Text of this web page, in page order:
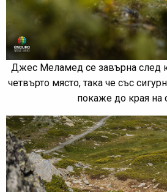
Джес Меламед се завърна след
четвърто място, така че със
покаже до края на